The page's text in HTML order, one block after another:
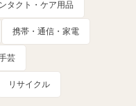
タクト・ケア用品
携帯・通信・家電
芸
リサイクル